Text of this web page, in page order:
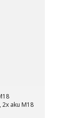
2x aku M18